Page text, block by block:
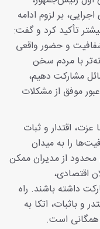
بر لزوم ادامه
تأکید کرد و گفت:
و حضور واقعی
با مردم سخن
مشارکت دهیم،
موفق از مشکلات
عزت، اقتدار و ثبات
را به میدان
محدود از مدیران ممکن
اقتصادی،
داشته باشند. راه
و باثبات، اتکا به
همگانی است.